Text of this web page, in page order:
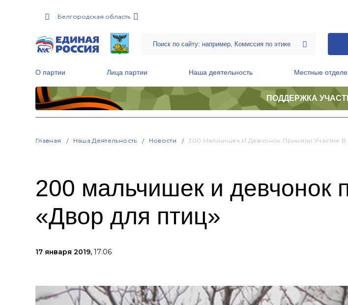
Белгородская область
О партии Лица партии Наша деятельность Местные
ПОДДЕРЖКА
Главная Наша Деятельность Новости 200 Мальчишек И Девчонок Приняли Участие В
200 мальчишек и девчонок
«Двор для птиц»
17 января 2019, 17:06